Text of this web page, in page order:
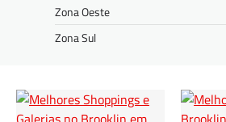
Zona Oeste
Zona Sul